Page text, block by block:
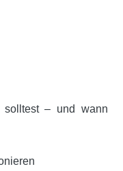
– und wann